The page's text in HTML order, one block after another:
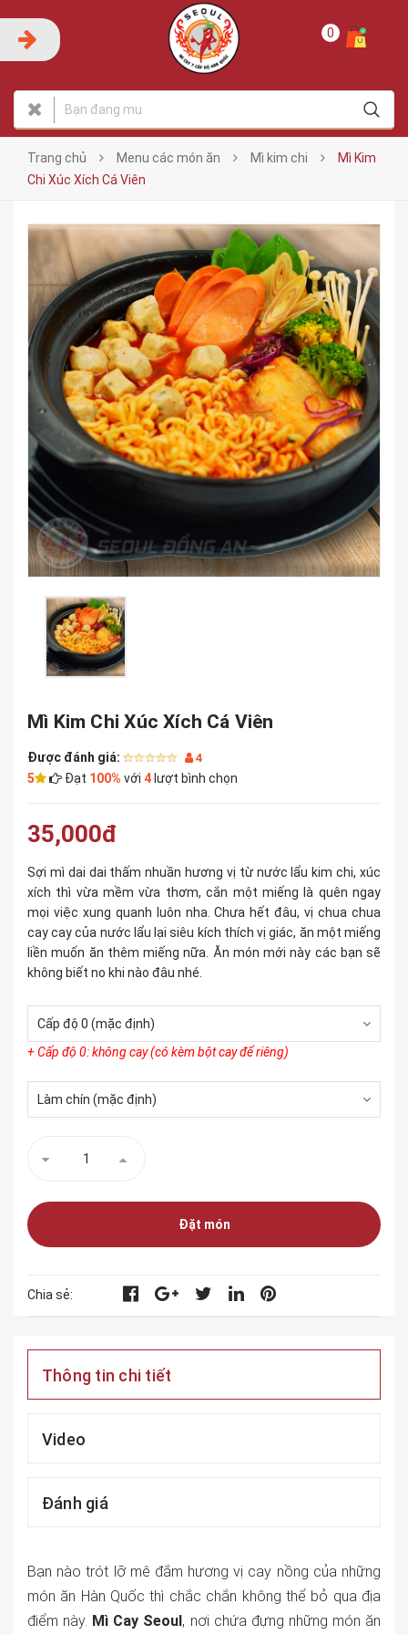
0
Trang chủ Menu các món ăn Mì kim chi
Mì Kim
Chi Xúc Xích Cá Viên
Mì Kim Chi Xúc Xích Cá Viên
Được đánh giá: 4
5 Đạt 100% với 4 lượt bình chọn
35,000đ
Sợi mì dai dai thấm nhuần hương vị từ nước lẩu kim chi, xúc
xích thì vừa mềm vừa thơm, cắn một miếng là quên ngay
mọi việc xung quanh luôn nha. Chưa hết đâu, vị chua chua
cay cay của nước lẩu lại siêu kích thích vị giác, ăn một miếng
liền muốn ăn thêm miếng nữa. Ăn món mới này các bạn sẽ
không biết no khi nào đâu nhé.
+ Cấp độ 0: không cay (có kèm bột cay để riêng)
Đặt món
Chia sẻ:
Thông tin chi tiết
Video
Đánh giá
Bạn nào trót lỡ mê đắm hương vị cay nồng của những
món ăn Hàn Quốc thì chắc chắn không thể bỏ qua địa
điểm này. Mì Cay Seoul, nơi chứa đựng những món ăn